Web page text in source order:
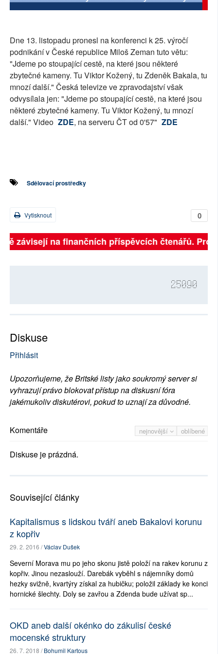
SOCIÁLNÍ SÍTĚ
PLNÁ VERZE STRÁNEK
Dne 13. listopadu pronesl na konferenci k 25. výročí
podnikání v České republice Miloš Zeman tuto větu:
"Jdeme po stoupající cestě, na které jsou některé
zbytečné kameny. Tu Viktor Kožený, tu Zdeněk Bakala, tu
mnozí další." Česká televize ve zpravodajství však
odvysílala jen: "Jdeme po stoupající cestě, na které jsou
některé zbytečné kameny. Tu Viktor Kožený, tu mnozí
další." Video ZDE, na serveru ČT od 0'57" ZDE
Sdělovací prostředky
0
Vytisknout
závisejí na finančních příspěvcích čtenářů.
25090
Diskuse
Přihlásit
Upozorňujeme, že Britské listy jako soukromý server si
vyhrazují právo blokovat přístup na diskusní fóra
jakémukoliv diskutérovi, pokud to uznají za důvodné.
nejnovější oblíbené
Komentáře
Diskuse je prázdná.
Související články
Kapitalismus s lidskou tváří aneb Bakalovi korunu
z kopřiv
29. 2. 2016 /Václav Dušek
Severní Morava mu po jeho skonu jistě položí na rakev korunu z
kopřiv. Jinou nezaslouží. Darebák vyběhl s nájemníky domů
hezky svižně, kvartýry získal za hubičku; položil základy ke konci
hornické šlechty. Doly se zavřou a Zdenda bude užívat sp...
OKD aneb další okénko do zákulisí české
mocenské struktury
26. 7. 2018 /Bohumil Kartous